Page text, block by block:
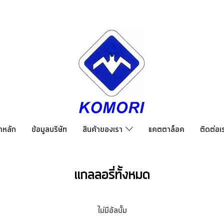
หลัก ข้อมูลบริษัท สินค้าของเรา แคตตาล็อค ติดต่อเ
แกลลอรี่ทั้งหมด
ไม่มีอัลบั้ม